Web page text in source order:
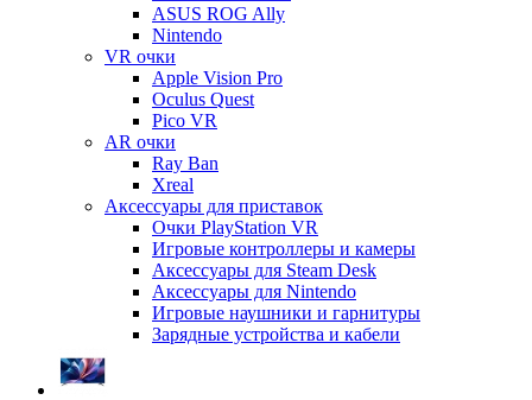
ASUS ROG Ally
Nintendo
VR очки
Apple Vision Pro
Oculus Quest
Pico VR
AR очки
Ray Ban
Xreal
Аксессуары для приставок
Очки PlayStation VR
Игровые контроллеры и камеры
Аксессуары для Steam Desk
Аксессуары для Nintendo
Игровые наушники и гарнитуры
Зарядные устройства и кабели